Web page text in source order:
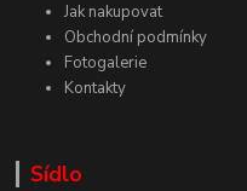
Jak nakupovat
Obchodní podmínky
Fotogalerie
Kontakty
Sídlo